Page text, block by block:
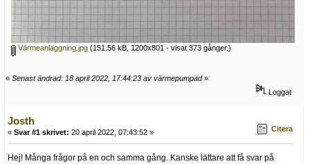
Värmeanläggning.jpg (151.56 kB, 1200x801 - visat 373 gånger.)
« Senast ändrad: 18 april 2022, 17:44:23 av värmepumpad»
Loggat
Josth
« Svar #1 skrivet: 20 april 2022, 07:43:52 » Citera
Hej! Många frågor på en och samma gång. Kanske lättare att få svar på